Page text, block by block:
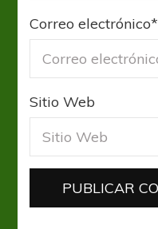
Correo electrónico*
Sitio Web